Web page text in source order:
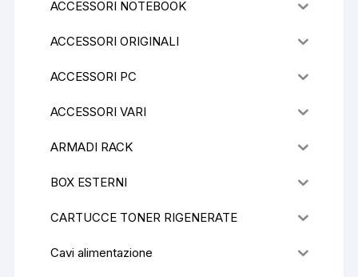
ACCESSORI NOTEBOOK
ACCESSORI ORIGINALI
ACCESSORI PC
ACCESSORI VARI
ARMADI RACK
BOX ESTERNI
CARTUCCE TONER RIGENERATE
Cavi alimentazione